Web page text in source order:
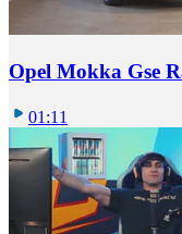
Opel Mokka Gse
01:11